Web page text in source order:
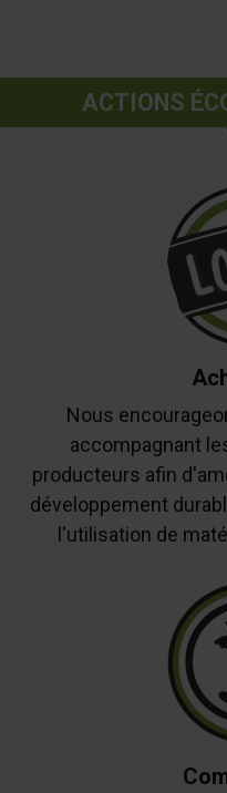
ACTIONS
Nous
accompagnant
producteurs afin
développement
l'utilisation de